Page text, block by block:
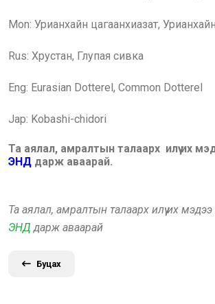
Mon: Урианхайн цагаанхиазат,
Rus: Хрустан, Глупая сивка
Eng: Eurasian Dotterel, Common Dotterel
Jap: Kobashi-chidori
Та аялал, амралтын талаарх илүү их
ЭНД дарж аваарай.
Та аялал, амралтын талаарх илүү их
ЭНД дарж аваарай
Буцах